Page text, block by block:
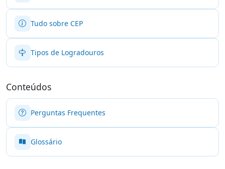
Tudo sobre CEP
Tipos de Logradouros
Conteúdos
Perguntas Frequentes
Glossário